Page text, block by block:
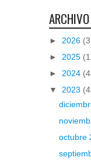
► 2026
► 2025
► 2024
▼ 2023
octubre